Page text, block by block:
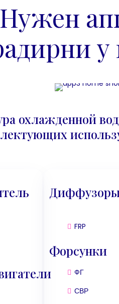
Нужен
у
охлажденной
FRP
Форсунки
ФГ
СВР